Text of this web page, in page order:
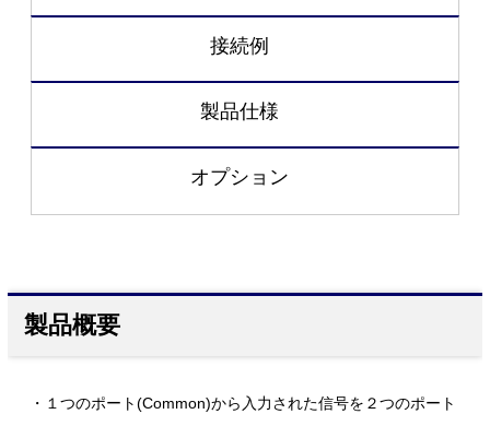
接続例
製品仕様
オプション
製品概要
・１つのポート(Common)から入力された信号を２つのポート